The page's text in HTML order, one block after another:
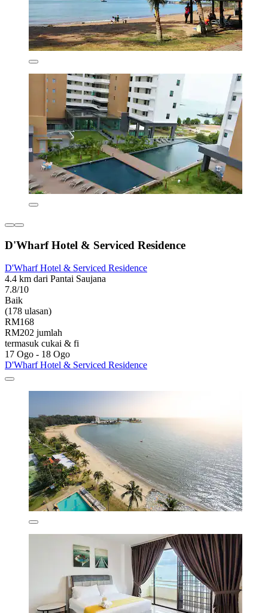
D'Wharf Hotel & Serviced Residence
D'Wharf Hotel & Serviced Residence
4.4 km dari Pantai Saujana
7.8/10
Baik
(178 ulasan)
RM168
RM202 jumlah
termasuk cukai & fi
17 Ogo - 18 Ogo
D'Wharf Hotel & Serviced Residence